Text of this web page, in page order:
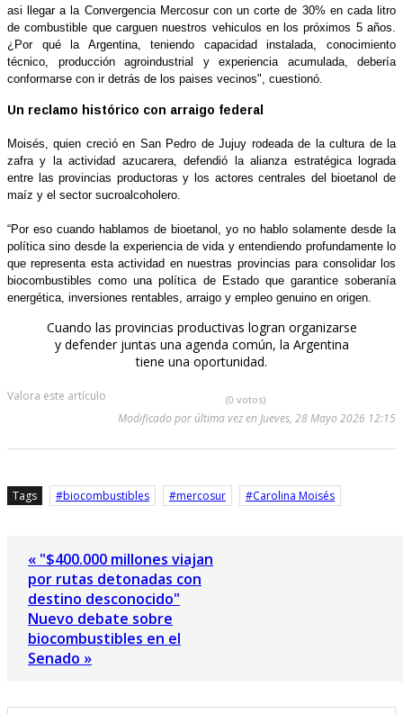
asi llegar a la Convergencia Mercosur con un corte de 30% en cada litro
de combustible que carguen nuestros vehiculos en los próximos 5 años.
¿Por qué la Argentina, teniendo capacidad instalada, conocimiento
técnico, producción agroindustrial y experiencia acumulada, debería
conformarse con ir detrás de los paises vecinos", cuestionó.
Un reclamo histórico con arraigo federal
Moisés, quien creció en San Pedro de Jujuy rodeada de la cultura de la
zafra y la actividad azucarera, defendió la alianza estratégica lograda
entre las provincias productoras y los actores centrales del bioetanol de
maíz y el sector sucroalcoholero.
“Por eso cuando hablamos de bioetanol, yo no hablo solamente desde la
política sino desde la experiencia de vida y entendiendo profundamente lo
que representa esta actividad en nuestras provincias para consolidar los
biocombustibles como una política de Estado que garantice soberanía
energética, inversiones rentables, arraigo y empleo genuino en origen.
Cuando las provincias productivas logran organizarse
y defender juntas una agenda común, la Argentina
tiene una oportunidad.
Valora este artículo (0 votos)
Modificado por última vez en Jueves, 28 Mayo 2026 12:15
Tags biocombustibles mercosur Carolina Moisés
« "$400.000 millones viajan
por rutas detonadas con
destino desconocido"
Nuevo debate sobre
biocombustibles en el
Senado »